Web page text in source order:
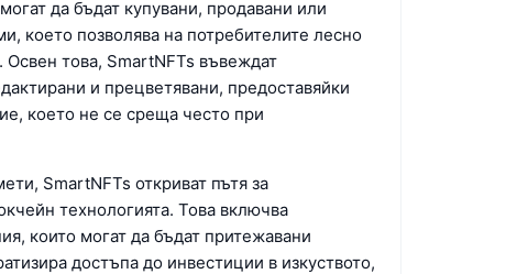
да бъдат купувани, продавани или
което позволява на потребителите лесно
Освен това, SmartNFTs въвеждат
и прецветявани, предоставяйки
което не се среща често при
SmartNFTs откриват пътя за
технологията. Това включва
които могат да бъдат притежавани
достъпа до инвестиции в изкуството,